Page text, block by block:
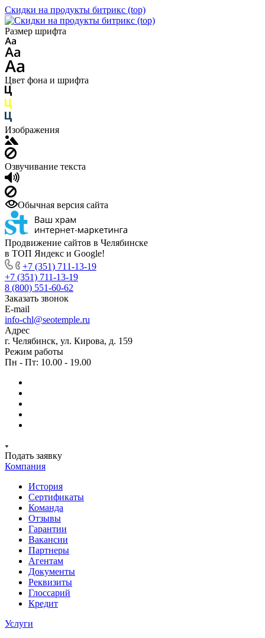
Скидки на продукты битрикс (top)
Размер шрифта
Цвет фона и шрифта
Изображения
Озвучивание текста
Обычная версия сайта
Продвижение сайтов в Челябинске
в ТОП Яндекс и Google!
+7 (351) 711-13-19
+7 (351) 711-13-19
8 (800) 551-60-62
Заказать звонок
E-mail
info-chl@seotemple.ru
Адрес
г. Челябинск, ул. Кирова, д. 159
Режим работы
Пн - Пт: 10.00 - 19.00
Подать заявку
Компания
История
Сертификаты
Команда
Отзывы
Гарантии
Вакансии
Партнеры
Агентам
Документы
Реквизиты
Глоссарий
Кредит
Услуги